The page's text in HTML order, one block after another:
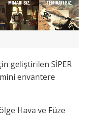
geliştirilen SİPER
envantere
Hava ve Füze